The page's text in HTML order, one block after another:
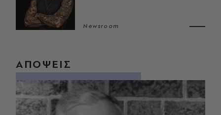
Newsroom
ΑΠΟΨΕΙΣ